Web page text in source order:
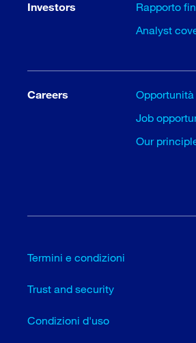
Investors
Rapporto
Analyst
Careers
Opportunità
Job
Our
Termini e condizioni
Trust and security
Condizioni d'uso